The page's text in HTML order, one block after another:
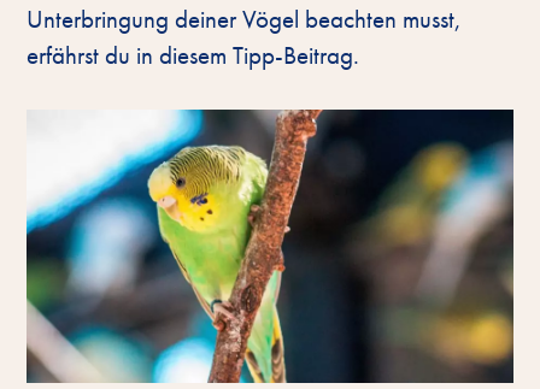
Unterbringung deiner Vögel beachten musst,
erfährst du in diesem Tipp-Beitrag.